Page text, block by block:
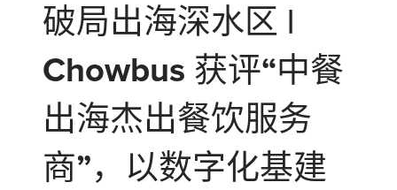
破局出海深水区 |
Chowbus 获评“中餐
出海杰出餐饮服务
商”，以数字化基建